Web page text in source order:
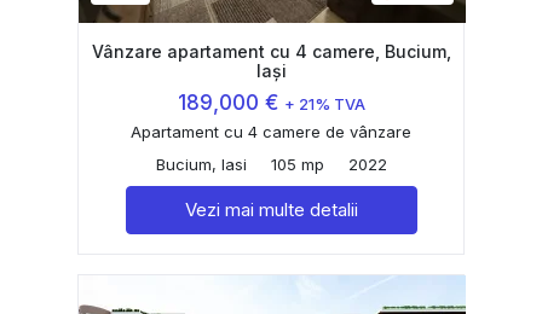
Vânzare apartament cu 4 camere, Bucium,
Iași
189,000 € + 21% TVA
Apartament cu 4 camere de vânzare
Bucium, Iasi
105 mp 2022
Vezi mai multe detalii